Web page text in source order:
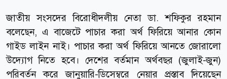
জাতীয় সংসদের বিরোধীদলীয় নেতা ডা. শফিকুর রহমান
বলেছেন, এ বাজেটে পাচার করা অর্থ ফিরিয়ে আনার কোন
গাইড লাইন নাই। পাচার করা অর্থ ফিরিয়ে আনতে জোরালো
উদ্যোগ নিতে হবে। দেশের বর্তমান অর্থবছর (জুলাই-জুন)
পরিবর্তন করে জানুয়ারি-ডিসেম্বরে নেয়ার প্রস্তাব দিয়েছেন